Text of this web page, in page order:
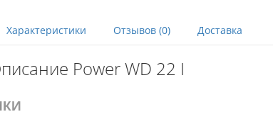
Характеристики Отзывов (0) Доставка
Power WD 22 I